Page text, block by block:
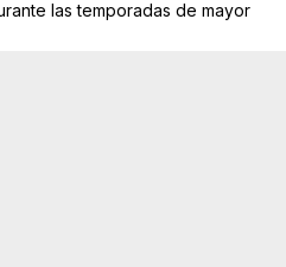
las temporadas de mayor